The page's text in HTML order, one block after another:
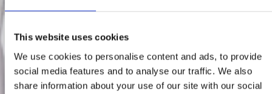
This website uses cookies
We use cookies to personalise content and ads, to provide
social media features and to analyse our traffic. We also
share information about your use of our site with our social